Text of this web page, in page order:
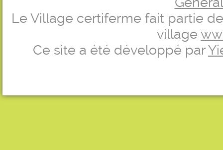
Le Village certiferme fait partie
village
Ce site a été développé par